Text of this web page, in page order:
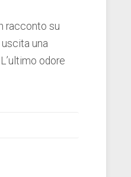
racconto su
una
odore